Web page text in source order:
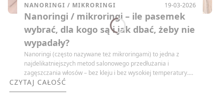
NANORINGI / MIKRORINGI 19-03-2026
Nanoringi / mikroringi – ile pasemek
wybrać, dla kogo są i jak dbać, żeby nie
wypadały?
Nanoringi (często nazywane też mikroringami) to jedna z
najdelikatniejszych metod salonowego przedłużania i
zagęszczania włosów – bez kleju i bez wysokiej temperatury.
Pasma mocuje się za pomocą małych ringów (najczęściej z
silikonową wkładką), które zaciska się na cienkich pasmach
CZYTAJ CAŁOŚĆ